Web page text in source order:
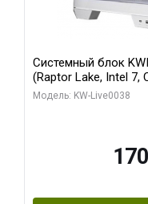
Системный блок
(Raptor Lake, Intel 7,
модуля)/ Gigabyte
Модель: KW-Live0038